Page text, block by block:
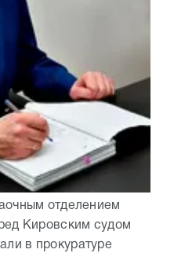
отделением
Кировским судом
в прокуратуре